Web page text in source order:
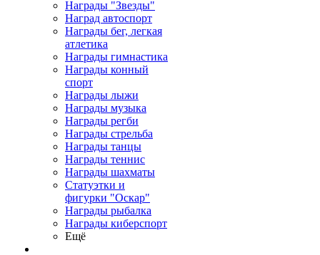
Награды "Звезды"
Наград автоспорт
Награды бег, легкая
атлетика
Награды гимнастика
Награды конный
спорт
Награды лыжи
Награды музыка
Награды регби
Награды стрельба
Награды танцы
Награды теннис
Награды шахматы
Статуэтки и
фигурки "Оскар"
Награды рыбалка
Награды киберспорт
Ещё